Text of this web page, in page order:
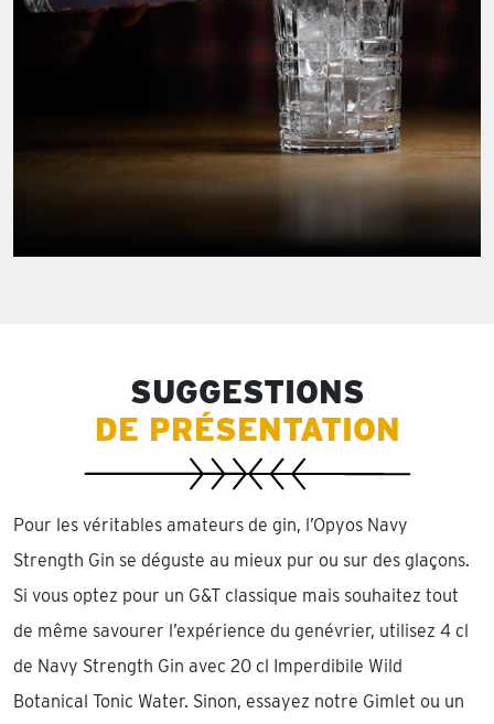
SUGGESTIONS
DE PRÉSENTATION
Pour les véritables amateurs de gin, l’Opyos Navy
Strength Gin se déguste au mieux pur ou sur des glaçons.
Si vous optez pour un G&T classique mais souhaitez tout
de même savourer l’expérience du genévrier, utilisez 4 cl
de Navy Strength Gin avec 20 cl Imperdibile Wild
Botanical Tonic Water. Sinon, essayez notre Gimlet ou un